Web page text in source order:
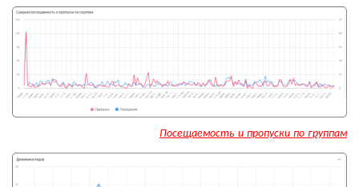
Посещаемость и пропуски по группам